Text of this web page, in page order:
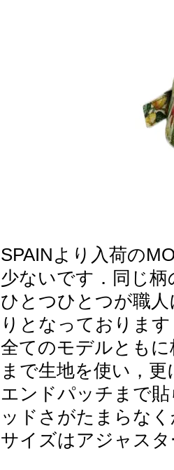
SPAINより入荷の
少ないです．同じ
ひとつひとつが職
りとなっております
全てのモデルとも
まで生地を使い，
エンドパッチまで
ッドさがたまらな
サイズはアジャス